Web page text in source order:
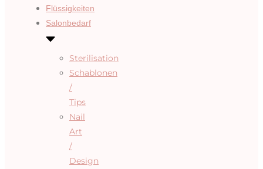
Flüssigkeiten
Salonbedarf
Sterilisation
Schablonen
/
Tips
Nail
Art
/
Design